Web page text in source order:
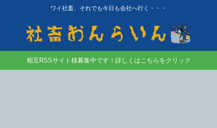
ワイ社畜、それでも今日も会社へ行く・・・
相互RSSサイト様募集中です！詳しくはこちらをクリック